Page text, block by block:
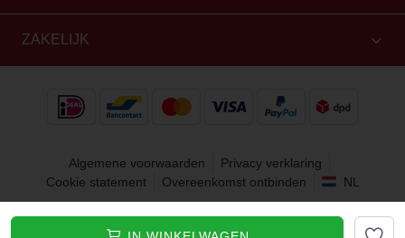
ZAKELIJK
Algemene voorwaarden
Privacy verklaring
Cookie statement
Overeenkomst ontbinden NL
Copyright 2010 - 2026 Evans & Watson. Alle rechten